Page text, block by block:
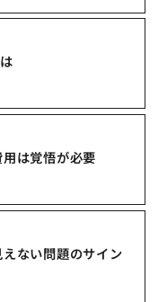
は覚悟が必要
ない問題のサイン